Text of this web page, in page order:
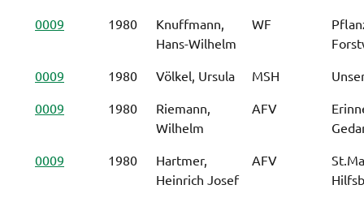
0009 1980
Knuffmann,
Hans-Wilhelm
WF
0009
1980 Völkel, Ursula MSH
0009
1980
Riemann,
Wilhelm
AFV
0009
1980
Hartmer,
Heinrich Josef
AFV